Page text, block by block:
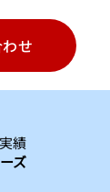
せ
績
ズ